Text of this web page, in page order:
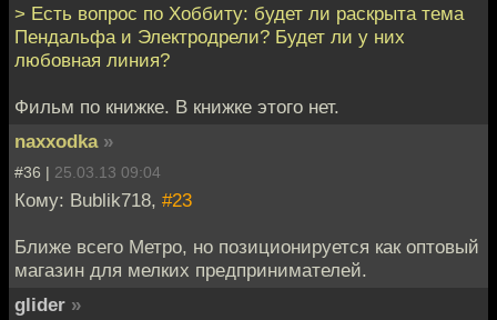
> Есть вопрос по Хоббиту: будет ли раскрыта тема
Пендальфа и Электродрели? Будет ли у них
любовная линия?
Фильм по книжке. В книжке этого нет.
naxxodka »
#36 | 25.03.13 09:04
Кому: Bublik718, #23
Ближе всего Метро, но позиционируется как оптовый
магазин для мелких предпринимателей.
glider »